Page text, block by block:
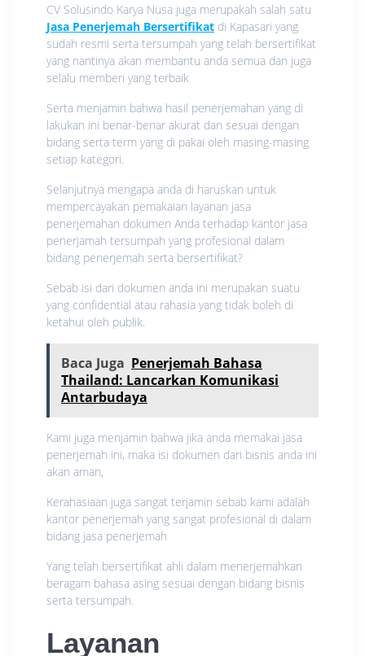
CV Solusindo Karya Nusa juga merupakah salah satu
Jasa Penerjemah Bersertifikat di Kapasari yang
sudah resmi serta tersumpah yang telah bersertifikat
yang nantinya akan membantu anda semua dan juga
selalu memberi yang terbaik
Serta menjamin bahwa hasil penerjemahan yang di
lakukan ini benar-benar akurat dan sesuai dengan
bidang serta term yang di pakai oleh masing-masing
setiap kategori.
Selanjutnya mengapa anda di haruskan untuk
mempercayakan pemakaian layanan jasa
penerjemahan dokumen Anda terhadap kantor jasa
penerjamah tersumpah yang profesional dalam
bidang penerjemah serta bersertifikat?
Sebab isi dari dokumen anda ini merupakan suatu
yang confidential atau rahasia yang tidak boleh di
ketahui oleh publik.
Baca Juga Penerjemah Bahasa
Thailand: Lancarkan Komunikasi
Antarbudaya
Kami juga menjamin bahwa jika anda memakai jasa
penerjemah ini, maka isi dokumen dari bisnis anda ini
akan aman,
Kerahasiaan juga sangat terjamin sebab kami adalah
kantor penerjemah yang sangat profesional di dalam
bidang jasa penerjemah
Yang telah bersertifikat ahli dalam menerjemahkan
beragam bahasa asing sesuai dengan bidang bisnis
serta tersumpah.
Layanan